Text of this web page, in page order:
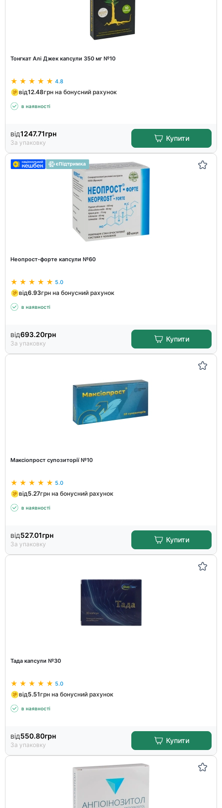
Тонгкат Алі Джек капсули 350 мг №10
4.8
від12.48грн на бонусний рахунок
в наявності
від1247.71грн
За упаковку
Купити
Неопрост-форте капсули №60
5.0
від6.93грн на бонусний рахунок
в наявності
від693.20грн
За упаковку
Купити
Максіопрост супозиторії №10
5.0
від5.27грн на бонусний рахунок
в наявності
від527.01грн
За упаковку
Купити
Тада капсули №30
5.0
від5.51грн на бонусний рахунок
в наявності
від550.80грн
За упаковку
Купити